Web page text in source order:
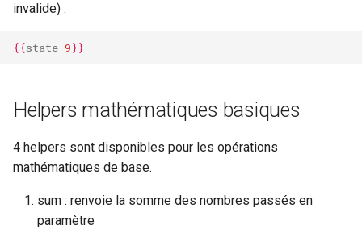
invalide) :
{{state 9}}
Helpers mathématiques basiques
4 helpers sont disponibles pour les opérations
mathématiques de base.
sum : renvoie la somme des nombres passés en
paramètre